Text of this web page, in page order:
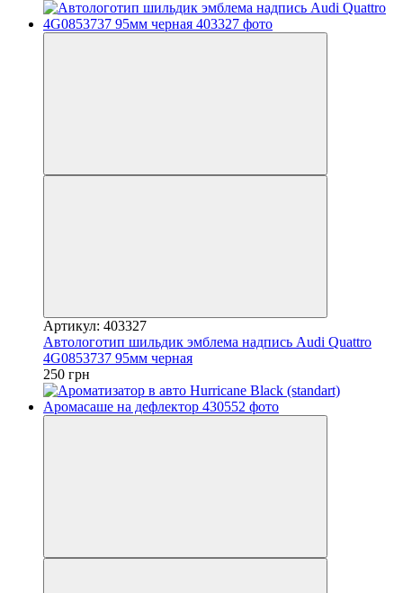
Артикул: 403327
Автологотип шильдик эмблема надпись Audi Quattro
4G0853737 95мм черная
250 грн